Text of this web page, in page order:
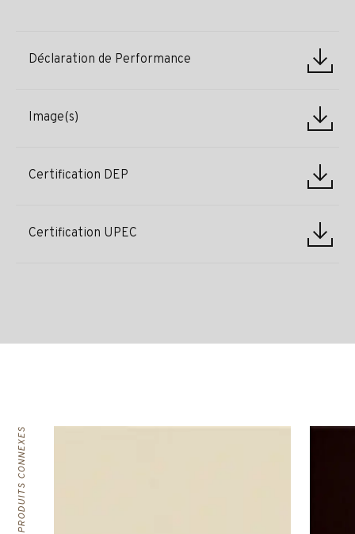
Déclaration de Performance
Image(s)
Certification DEP
Certification UPEC
PRODUITS CONNEXES